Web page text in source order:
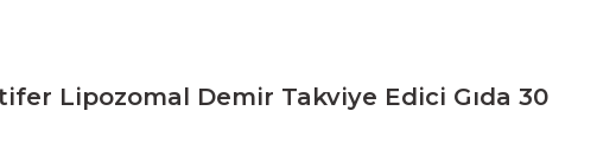
Lipozomal Demir Takviye Edici Gıda 30